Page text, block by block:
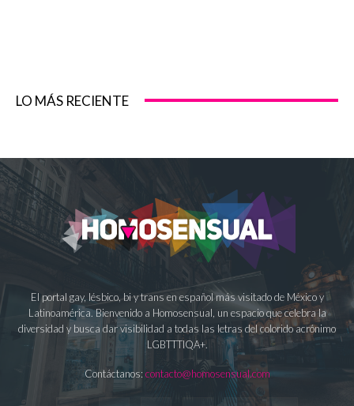
LO MÁS RECIENTE
El portal gay, lésbico, bi y trans en español más visitado de México y
Latinoamérica. Bienvenido a Homosensual, un espacio que celebra la
diversidad y busca dar visibilidad a todas las letras del colorido acrónimo
LGBTTTIQA+.
Contáctanos: contacto@homosensual.com